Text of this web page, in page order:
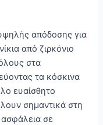
απόδοσης για
από ζιρκόνιο
στα
τα κόσκινα
ευαίσθητο
σημαντικά στη
ασφάλεια σε